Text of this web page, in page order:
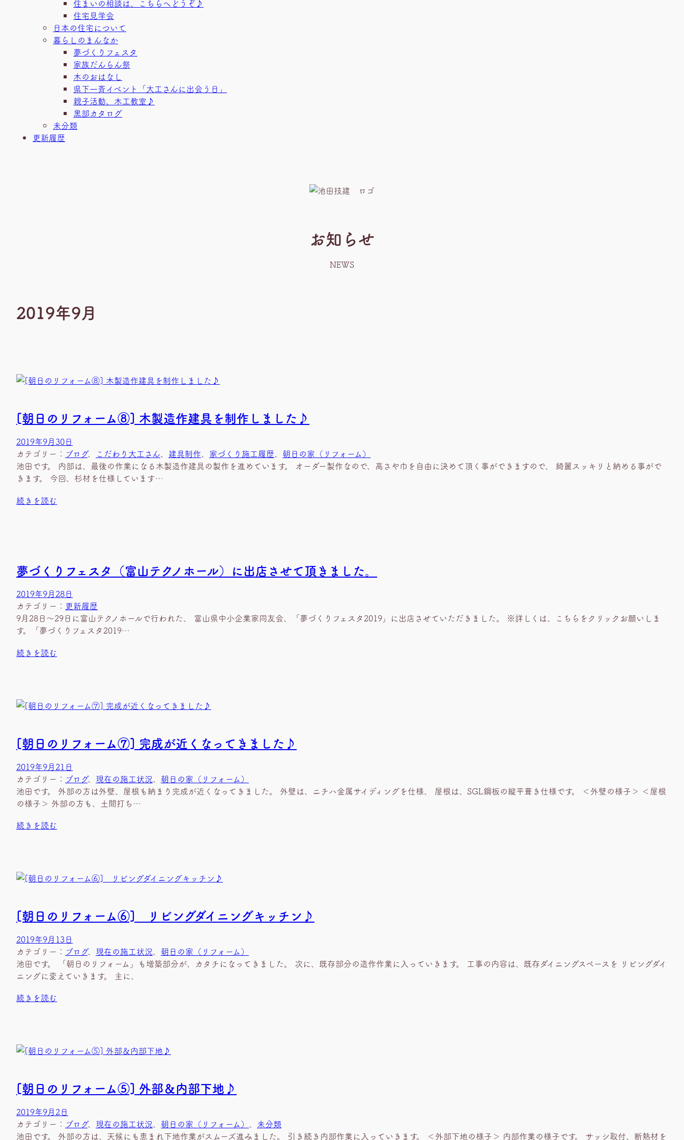
住まいの相談は、こちらへどうぞ♪
住宅見学会
日本の住宅について
暮らしのまんなか
夢づくりフェスタ
家族だんらん祭
木のおはなし
県下一斉イベント「大工さんに出会う日」
親子活動、木工教室♪
黒部カタログ
未分類
更新履歴
お知らせ
NEWS
2019年9月
[朝日のリフォーム⑧] 木製造作建具を制作しました♪
2019年9月30日
カテゴリー： ブログ、 こだわり大工さん、 建具制作、 家づくり施工履歴、 朝日の家（リフォーム）
池田です。 内部は、最後の作業になる木製造作建具の製作を進めています。 オーダー製作なので、高さや巾を自由に決めて頂く事ができますので、 綺麗スッキリと納める事がで
きます。 今回、杉材を仕様しています…
続きを読む
夢づくりフェスタ（富山テクノホール）に出店させて頂きました。
2019年9月28日
カテゴリー： 更新履歴
9月28日～29日に富山テクノホールで行われた、 富山県中小企業家同友会、「夢づくりフェスタ2019」に出店させていただきました。 ※詳しくは、こちらをクリックお願いしま
す。「夢づくりフェスタ2019…
続きを読む
[朝日のリフォーム⑦] 完成が近くなってきました♪
2019年9月21日
カテゴリー： ブログ、 現在の施工状況、 朝日の家（リフォーム）
池田です。 外部の方は外壁、屋根も納まり完成が近くなってきました。 外壁は、ニチハ金属サイディングを仕様、 屋根は、SGL鋼板の縦平葺き仕様です。 ＜外壁の様子＞ ＜屋根
の様子＞ 外部の方も、土間打ち…
続きを読む
[朝日のリフォーム⑥] リビングダイニングキッチン♪
2019年9月13日
カテゴリー： ブログ、 現在の施工状況、 朝日の家（リフォーム）
池田です。 「朝日のリフォーム」も増築部分が、カタチになってきました。 次に、既存部分の造作作業に入っていきます。 工事の内容は、既存ダイニングスペースを リビングダイ
ニングに変えていきます。 主に、
続きを読む
[朝日のリフォーム⑤] 外部＆内部下地♪
2019年9月2日
カテゴリー： ブログ、 現在の施工状況、 朝日の家（リフォーム） 、 未分類
池田です。 外部の方は、天候にも恵まれ下地作業がスムーズ進みました。 引き続き内部作業に入っていきます。 ＜外部下地の様子＞ 内部作業の様子です。 サッシ取付、断熱材を